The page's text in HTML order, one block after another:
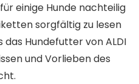
einige Hunde nachteilig
sorgfältig zu lesen
das Hundefutter von ALDI
und Vorlieben des